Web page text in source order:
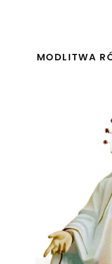
MODLITWA